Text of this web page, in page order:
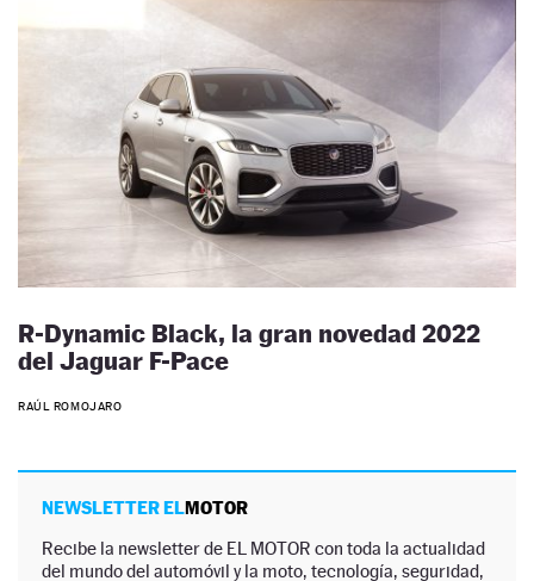
R-Dynamic Black, la gran novedad 2022
del Jaguar F-Pace
RAÚL ROMOJARO
NEWSLETTER ELMOTOR
Recibe la newsletter de EL MOTOR con toda la actualidad
del mundo del automóvil y la moto, tecnología, seguridad,